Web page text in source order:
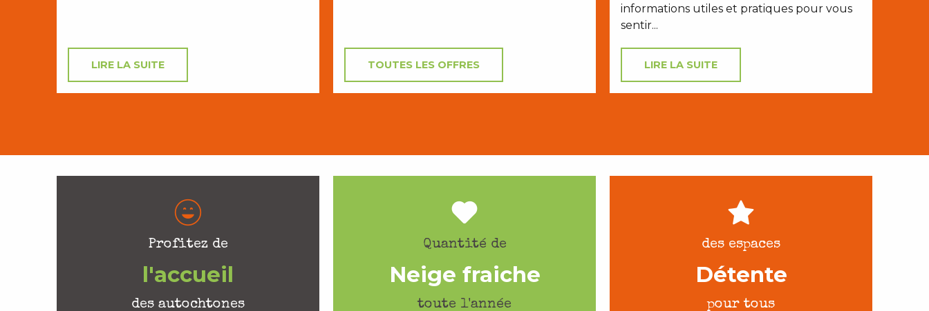
LIRE LA SUITE TOUTES LES OFFRES
informations utiles et pratiques pour vous
sentir...
LIRE LA SUITE
Profitez de
l'accueil
des autochtones
Quantité de
Neige fraiche
toute l'année
des espaces
Détente
pour tous